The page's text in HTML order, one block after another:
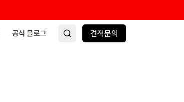
공식 블로그 견적문의